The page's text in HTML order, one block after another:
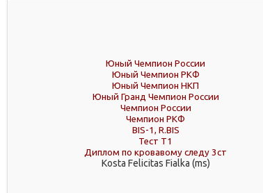
Юный Чемпион России
Юный Чемпион РКФ
Юный Чемпион НКП
Юный Гранд Чемпион России
Чемпион России
Чемпион РКФ
BIS-1, R.BIS
Тест Т1
Диплом по кровавому следу 3ст
Kosta Felicitas Fialka (ms)